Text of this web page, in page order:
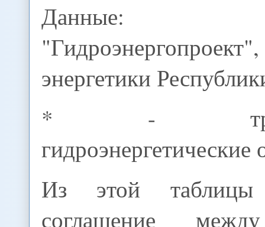
Данные:
энергетики
* -
гидроэнергетические
Из этой
соглашение